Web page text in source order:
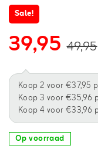
Sale!
39,95 49,95
Koop 2 voor €37,95
Koop 3 voor €35,96
Koop 4 voor €33,96
Op voorraad